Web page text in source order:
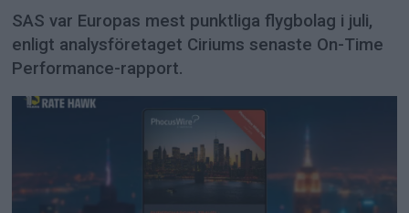
SAS var Europas mest punktliga flygbolag i juli,
enligt analysföretaget Ciriums senaste On-Time
Performance-rapport.